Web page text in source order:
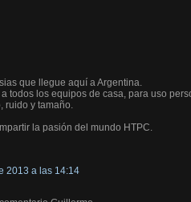
que llegue aquí a Argentina.
todos los equipos de casa, para uso
ruido y tamaño.
la pasión del mundo HTPC.
2013 a las 14:14